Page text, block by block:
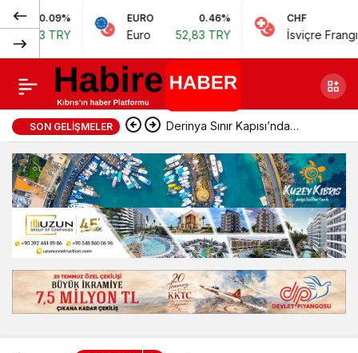
0.09%
TRY
EURO 0.46%
Euro 52,83 TRY
CHF
İsviçre Frangı
SON GELIŞMELER Derinya Sınır Kapısı’nda
geçişler normale döndü
Öztürkler, “Bayramlar
paylaşma kültürünün
gelecek nesillere
aktarıldığı en kıymetli
zamanlardır”
Normal (100%)